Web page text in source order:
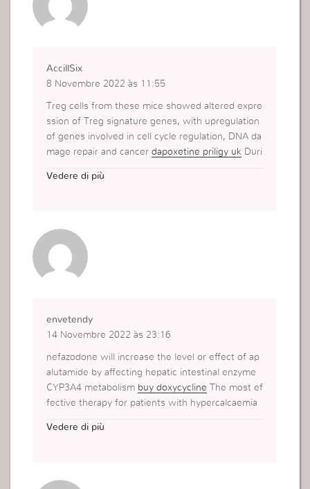
AccillSix
8 Novembre 2022 às 11:55
Treg cells from these mice showed altered expre
ssion of Treg signature genes, with upregulation
of genes involved in cell cycle regulation, DNA da
mage repair and cancerdapoxetine priligy uk Duri
disorder, her vision acuity and photophobia wors
Vedere di più
envetendy
14 Novembre 2022 às 23:16
nefazodone will increase the level or effect of ap
alutamide by affecting hepatic intestinal enzyme
CYP3A4 metabolism buy doxycycline The most ef
fective therapy for patients with hypercalcaemia
er in order to reduce tumour production of factor
ossible or effective in patients with advanced can
Vedere di più